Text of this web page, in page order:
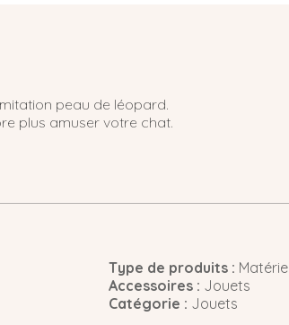
peau de léopard.
plus amuser votre chat.
Type de produits :
Accessoires : Jouets
Catégorie : Jouets